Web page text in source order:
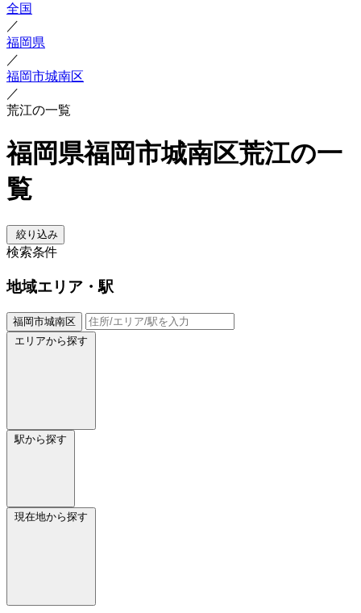
全国
／
福岡県
／
福岡市城南区
／
荒江の一覧
福岡県福岡市城南区荒江の一
覧
絞り込み
検索条件
地域エリア・駅
福岡市城南区
エリアから探す
駅から探す
現在地から探す